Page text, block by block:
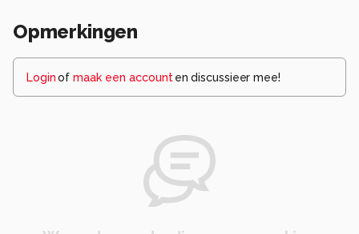
Opmerkingen
Loginof maak een account en discussieer mee!